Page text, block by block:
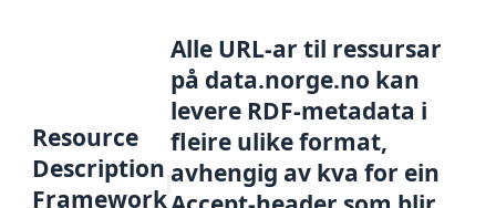
Resource
Description
Framework
Alle URL-ar til ressursar
på data.norge.no kan
levere RDF-metadata i
fleire ulike format,
avhengig av kva for ein